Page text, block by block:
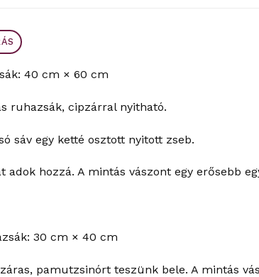
40 cm × 60 cm
ruhazsák, cipzárral nyitható.
sáv egy ketté osztott nyitott zseb.
adok hozzá. A mintás vászont egy erősebb
30 cm × 40 cm
pamutzsinórt teszünk bele. A mintás